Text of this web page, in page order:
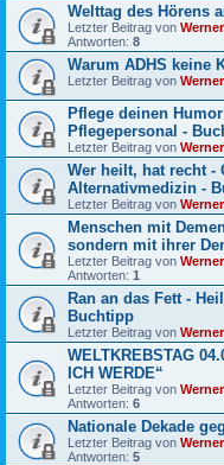
Welttag des Hörens
Letzter Beitrag von
Antworten: 8
Warum ADHS keine
Letzter Beitrag von
Pflege deinen
Pflegepersonal -
Letzter Beitrag von
Wer heilt, hat recht -
Alternativmedizin -
Letzter Beitrag von
Menschen mit
sondern mit ihrer
Letzter Beitrag von
Antworten: 1
Ran an das Fett -
Buchtipp
Letzter Beitrag von
WELTKREBSTAG
ICH WERDE“
Letzter Beitrag von
Antworten: 6
Nationale Dekade
Letzter Beitrag von
Antworten: 5